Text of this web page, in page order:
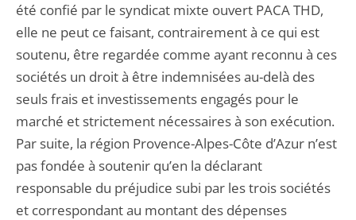
été confié par le syndicat mixte ouvert PACA THD,
elle ne peut ce faisant, contrairement à ce qui est
soutenu, être regardée comme ayant reconnu à ces
sociétés un droit à être indemnisées au-delà des
seuls frais et investissements engagés pour le
marché et strictement nécessaires à son exécution.
Par suite, la région Provence-Alpes-Côte d’Azur n’est
pas fondée à soutenir qu’en la déclarant
responsable du préjudice subi par les trois sociétés
et correspondant au montant des dépenses